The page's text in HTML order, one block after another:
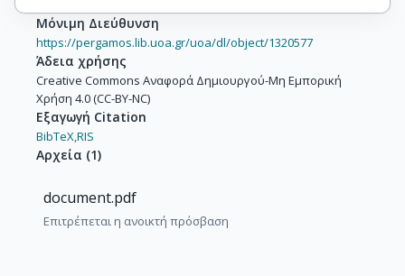
Μόνιμη Διεύθυνση
https://pergamos.lib.uoa.gr/uoa/dl/object/1320577
Άδεια χρήσης
Creative Commons Αναφορά Δημιουργού-Μη Εμπορική
Χρήση 4.0 (CC-BY-NC)
Εξαγωγή Citation
BibTeX,RIS
Αρχεία (1)
document.pdf
Επιτρέπεται η ανοικτή πρόσβαση